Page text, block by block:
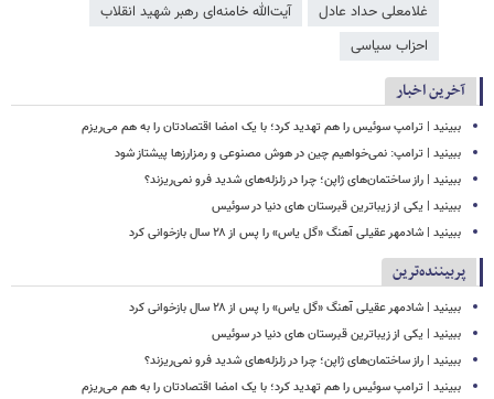
غلامعلی حداد عادل
آیت‌الله خامنه‌ای رهبر شهید انقلاب
احزاب سیاسی
آخرین اخبار
ببینید | ترامپ سوئیس را هم تهدید کرد؛ با یک امضا اقتصادتان را به هم می‌ریزم
ببینید | ترامپ: نمی‌خواهیم چین در هوش مصنوعی و رمزارزها پیشتاز شود
ببینید | راز ساختمان‌های ژاپن؛ چرا در زلزله‌های شدید فرو نمی‌ریزند؟
ببینید | یکی از زیباترین قبرستان های دنیا در سوئیس
ببینید | شادمهر عقیلی آهنگ «گل یاس» را پس از ۲۸ سال بازخوانی کرد
پربیننده‌ترین
ببینید | شادمهر عقیلی آهنگ «گل یاس» را پس از ۲۸ سال بازخوانی کرد
ببینید | یکی از زیباترین قبرستان های دنیا در سوئیس
ببینید | راز ساختمان‌های ژاپن؛ چرا در زلزله‌های شدید فرو نمی‌ریزند؟
ببینید | ترامپ سوئیس را هم تهدید کرد؛ با یک امضا اقتصادتان را به هم می‌ریزم